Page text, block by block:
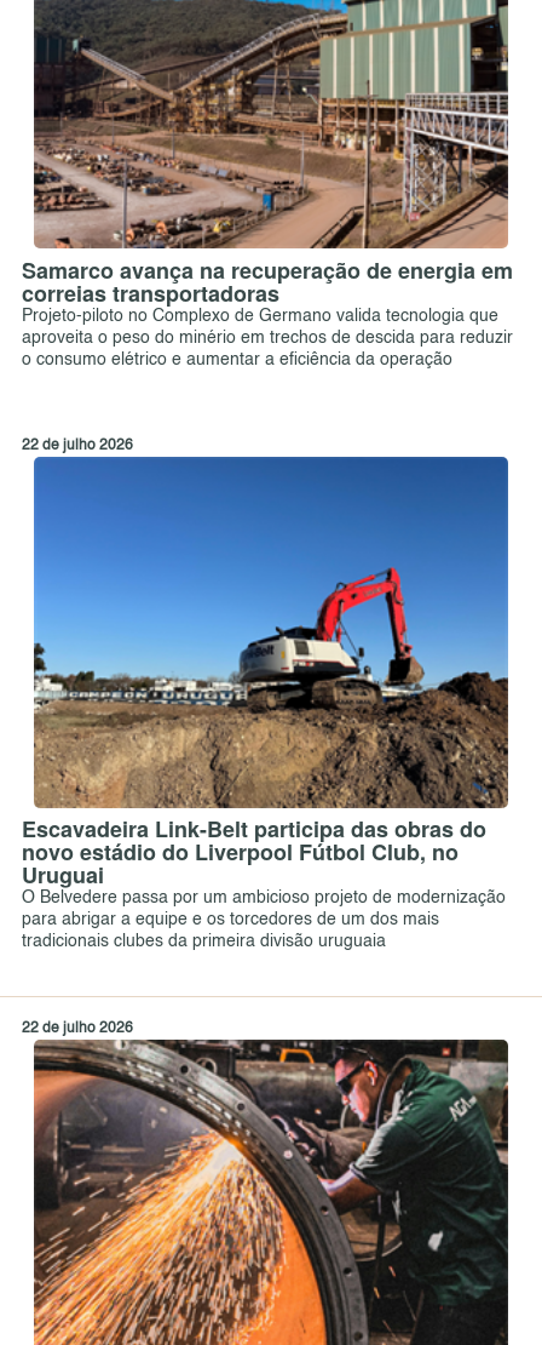
Samarco avança na recuperação de energia em
correias transportadoras
Projeto-piloto no Complexo de Germano valida tecnologia que
aproveita o peso do minério em trechos de descida para reduzir
o consumo elétrico e aumentar a eficiência da operação
22 de julho 2026
Escavadeira Link-Belt participa das obras do
novo estádio do Liverpool Fútbol Club, no
Uruguai
O Belvedere passa por um ambicioso projeto de modernização
para abrigar a equipe e os torcedores de um dos mais
tradicionais clubes da primeira divisão uruguaia
22 de julho 2026